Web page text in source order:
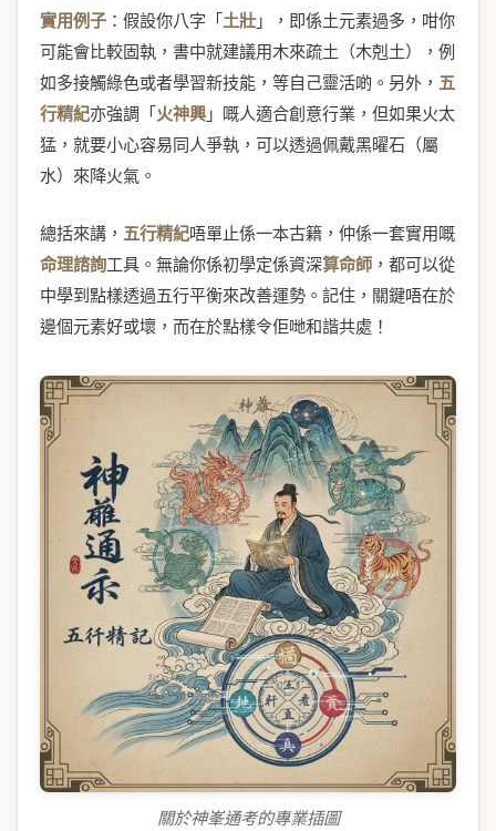
實用例子 ：假設你八字「土壯」，即係土元素過多，咁你
可能會比較固執，書中就建議用木來疏土（木剋土），例
如多接觸綠色或者學習新技能，等自己靈活啲。另外， 五
行精紀亦強調「火神興 」嘅人適合創意行業，但如果火太
猛，就要小心容易同人爭執，可以透過佩戴黑曜石（屬
水）來降火氣。
總括來講， 五行精紀唔單止係一本古籍，仲係一套實用嘅
命理諮詢工具。無論你係初學定係資深算命師 ，都可以從
中學到點樣透過五行平衡來改善運勢。記住，關鍵唔在於
邊個元素好或壞，而在於點樣令佢哋和諧共處！
關於神峯通考的專業插圖